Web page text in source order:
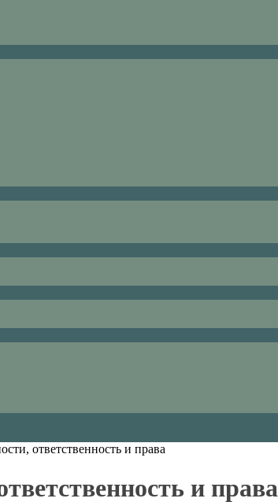
ответственность и права
и права